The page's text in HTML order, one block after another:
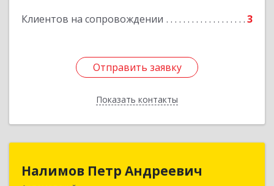
Клиентов на сопровождении 3
Отправить заявку
Показать контакты
Отправить заявку
Назад
Налимов Петр Андреевич